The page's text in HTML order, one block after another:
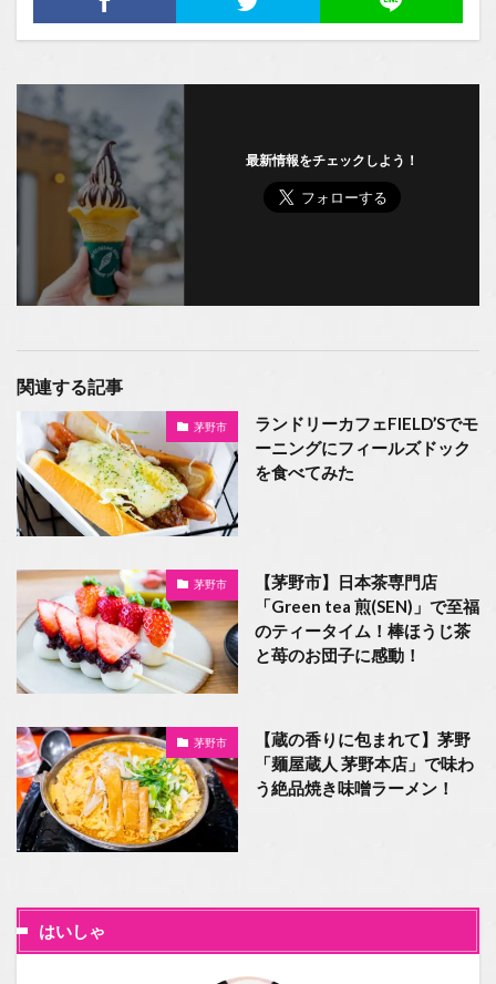
最新情報をチェックしよう！
関連する記事
茅野市
ランドリーカフェFIELD’Sでモ
ーニングにフィールズドック
を食べてみた
茅野市
【茅野市】日本茶専門店
「Green tea 煎(SEN)」で至福
のティータイム！棒ほうじ茶
と苺のお団子に感動！
茅野市
【蔵の香りに包まれて】茅野
「麺屋蔵人 茅野本店」で味わ
う絶品焼き味噌ラーメン！
はいしゃ